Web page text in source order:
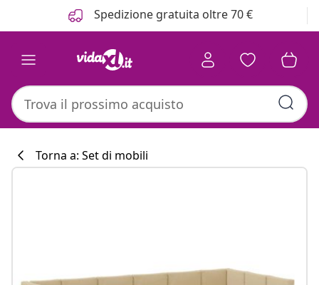
Spedizione gratuita oltre 70 €
Torna a: Set di mobili